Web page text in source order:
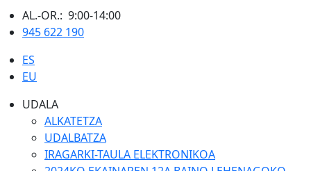
AL.-OR.: 9:00-14:00
945 622 190
ES
EU
UDALA
ALKATETZA
UDALBATZA
IRAGARKI-TAULA ELEKTRONIKOA